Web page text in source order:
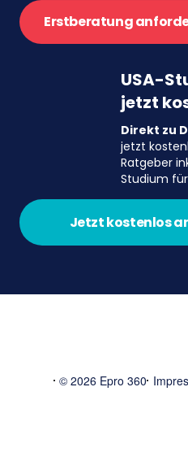
Erstberatung
USA-
jetzt
Direkt zu
jetzt
Ratgeber
Studium
Jetzt kostenlos
© 2026 Epro 360